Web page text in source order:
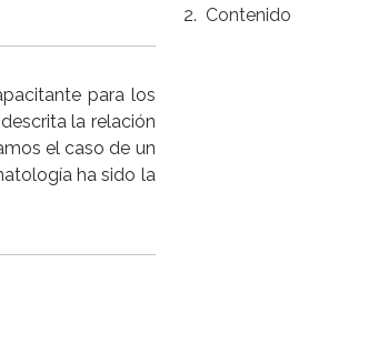
para los
la relación
el caso de un
ha sido la
Contenido